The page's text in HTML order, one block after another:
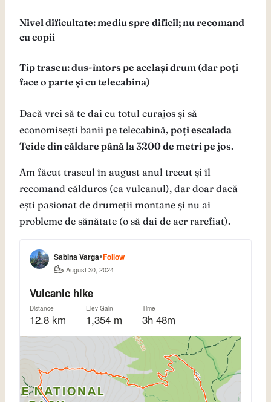
Nivel dificultate: mediu spre dificil; nu recomand
cu copii
Tip traseu: dus-întors pe același drum (dar poți
face o parte și cu telecabina)
Dacă vrei să te dai cu totul curajos și să
economisești banii pe telecabină, poți escalada
Teide din căldare până la 3200 de metri pe jos.
Am făcut traseul în august anul trecut și îl
recomand călduros (ca vulcanul), dar doar dacă
ești pasionat de drumeții montane și nu ai
probleme de sănătate (o să dai de aer rarefiat).